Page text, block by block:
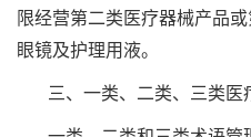
限经营第二类医疗器械产品
眼镜及护理用液。
三、一类、二类、三类医